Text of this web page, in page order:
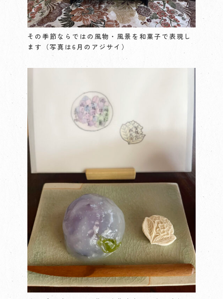
その季節ならではの風物・風景を和菓子で表現し
ます（写真は6月のアジサイ）